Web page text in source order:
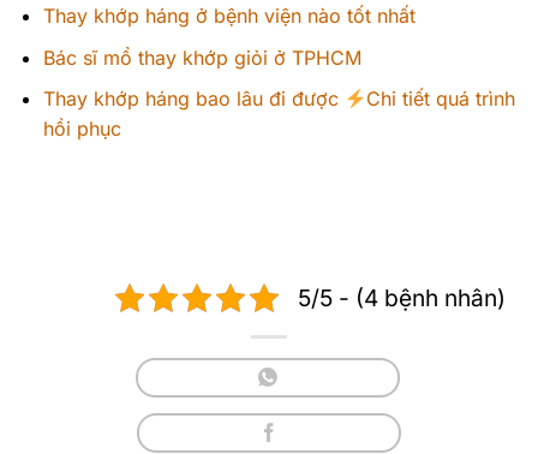
Thay khớp háng ở bệnh viện nào tốt nhất
Bác sĩ mổ thay khớp giỏi ở TPHCM
Thay khớp háng bao lâu đi được
Chi tiết quá trình
hồi phục
5/5 - (4 bệnh nhân)